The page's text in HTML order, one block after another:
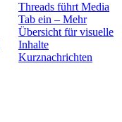
Threads führt Media
Tab ein – Mehr
Übersicht für visuelle
Inhalte
Kurznachrichten